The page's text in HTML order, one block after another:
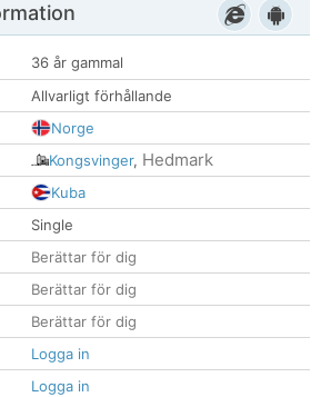
36 år gammal
Allvarligt förhållande
Norge
Kongsvinger, Hedmark
Kuba
Single
Berättar för dig
Berättar för dig
Berättar för dig
Logga in
Logga in